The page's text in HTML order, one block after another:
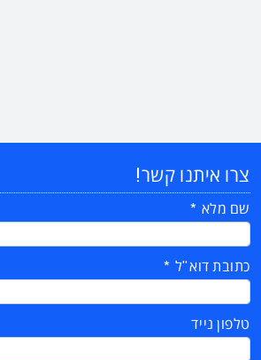
צרו איתנו קשר!
שם מלא
כתובת דוא"ל
טלפון נייד